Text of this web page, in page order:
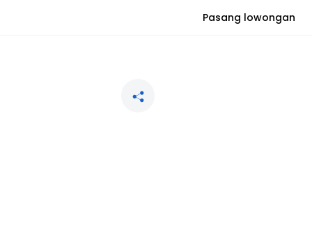
Pasang lowongan